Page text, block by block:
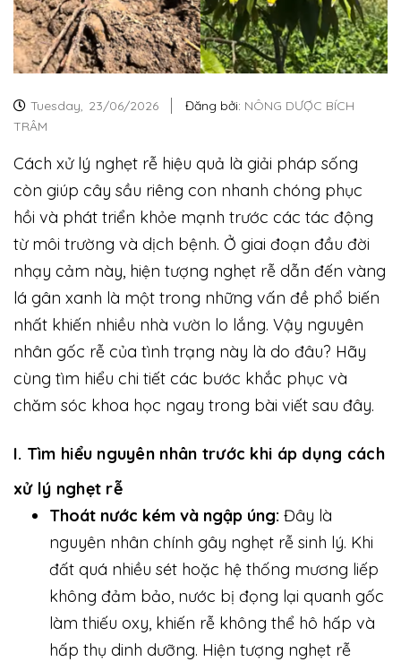
Tuesday, 23/06/2026 Đăng bởi: NÔNG DƯỢC BÍCH
TRÂM
Cách xử lý nghẹt rễ hiệu quả là giải pháp sống
còn giúp cây sầu riêng con nhanh chóng phục
hồi và phát triển khỏe mạnh trước các tác động
từ môi trường và dịch bệnh. Ở giai đoạn đầu đời
nhạy cảm này, hiện tượng nghẹt rễ dẫn đến vàng
lá gân xanh là một trong những vấn đề phổ biến
nhất khiến nhiều nhà vườn lo lắng. Vậy nguyên
nhân gốc rễ của tình trạng này là do đâu? Hãy
cùng tìm hiểu chi tiết các bước khắc phục và
chăm sóc khoa học ngay trong bài viết sau đây.
I. Tìm hiểu nguyên nhân trước khi áp dụng cách
xử lý nghẹt rễ
Thoát nước kém và ngập úng: Đây là
nguyên nhân chính gây nghẹt rễ sinh lý. Khi
đất quá nhiều sét hoặc hệ thống mương liếp
không đảm bảo, nước bị đọng lại quanh gốc
làm thiếu oxy, khiến rễ không thể hô hấp và
hấp thụ dinh dưỡng. Hiện tượng nghẹt rễ